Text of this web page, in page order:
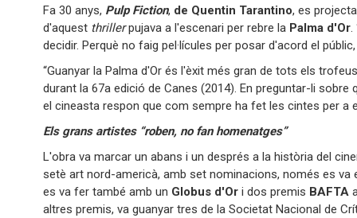
Fa 30 anys, Pulp Fiction, de Quentin Tarantino, es
d'aquest thrillerpujava a l'escenari per rebre la Palma d'Or.
decidir. Perquè no faig pel·lícules per posar d'acord el
“Guanyar la Palma d'Or és l'èxit més gran de tots els
durant la 67a edició de Canes (2014). En preguntar-li sobre
el cineasta respon que com sempre ha fet les cintes per a
Els grans artistes “roben, no fan homenatges”
L'obra va marcar un abans i un després a la història del
setè art nord-americà, amb set nominacions, només es
es va fer també amb un Globus d'Or i dos premis BAFTA
altres premis, va guanyar tres de la Societat Nacional de